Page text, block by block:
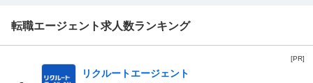
転職エージェント求人数ランキング
[PR]
リクルートエージェント